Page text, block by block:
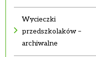
Wycieczki
przedszkolaków –
archiwalne